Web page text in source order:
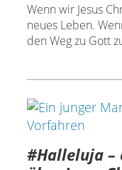
Wenn wir Jesus
neues Leben.
den Weg zu Gott
#Halleluja –